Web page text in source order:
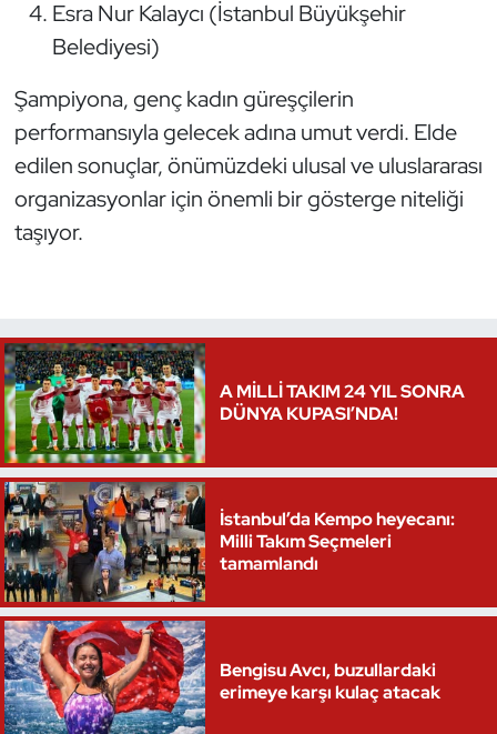
Esra Nur Kalaycı (İstanbul Büyükşehir
Belediyesi)
Şampiyona, genç kadın güreşçilerin
performansıyla gelecek adına umut verdi. Elde
edilen sonuçlar, önümüzdeki ulusal ve uluslararası
organizasyonlar için önemli bir gösterge niteliği
taşıyor.
A MİLLİ TAKIM 24 YIL SONRA
DÜNYA KUPASI’NDA!
İstanbul’da Kempo heyecanı:
Milli Takım Seçmeleri
tamamlandı
Bengisu Avcı, buzullardaki
erimeye karşı kulaç atacak